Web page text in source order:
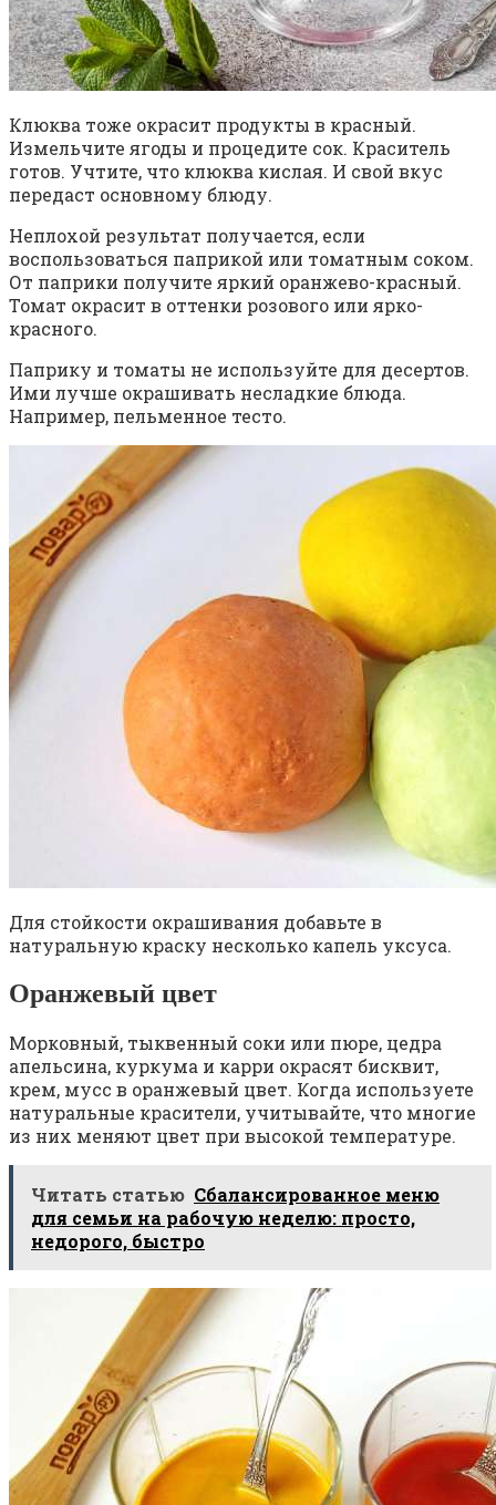
Клюква тоже окрасит продукты в красный.
Измельчите ягоды и процедите сок. Краситель
готов. Учтите, что клюква кислая. И свой вкус
передаст основному блюду.
Неплохой результат получается, если
воспользоваться паприкой или томатным соком.
От паприки получите яркий оранжево-красный.
Томат окрасит в оттенки розового или ярко-
красного.
Паприку и томаты не используйте для десертов.
Ими лучше окрашивать несладкие блюда.
Например, пельменное тесто.
Для стойкости окрашивания добавьте в
натуральную краску несколько капель уксуса.
Оранжевый цвет
Морковный, тыквенный соки или пюре, цедра
апельсина, куркума и карри окрасят бисквит,
крем, мусс в оранжевый цвет. Когда используете
натуральные красители, учитывайте, что многие
из них меняют цвет при высокой температуре.
Читать статью Сбалансированное меню
для семьи на рабочую неделю: просто,
недорого, быстро